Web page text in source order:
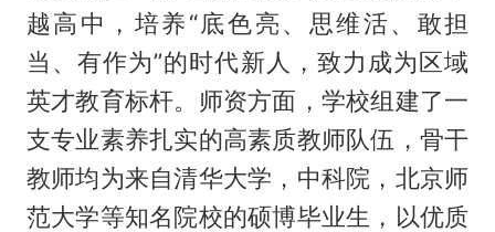
越高中，培养“底色亮、思维活、敢担
当、有作为”的时代新人，致力成为区域
英才教育标杆。师资方面，学校组建了一
支专业素养扎实的高素质教师队伍，骨干
教师均为来自清华大学，中科院，北京师
范大学等知名院校的硕博毕业生，以优质